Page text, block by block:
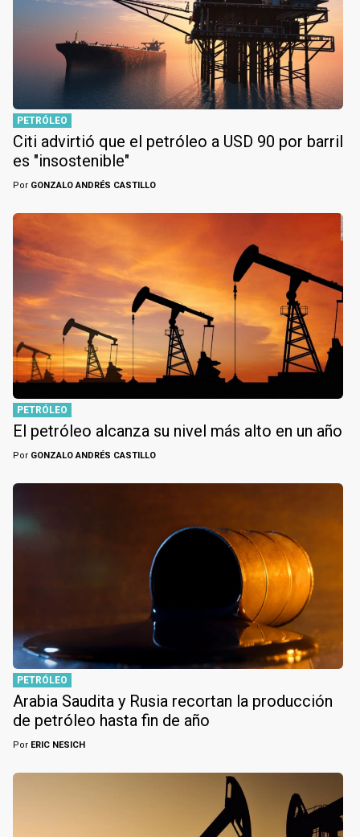
PETRÓLEO
Citi advirtió que el petróleo a USD 90 por barril
es "insostenible"
Por GONZALO ANDRÉS CASTILLO
PETRÓLEO
El petróleo alcanza su nivel más alto en un año
Por GONZALO ANDRÉS CASTILLO
PETRÓLEO
Arabia Saudita y Rusia recortan la producción
de petróleo hasta fin de año
Por ERIC NESICH